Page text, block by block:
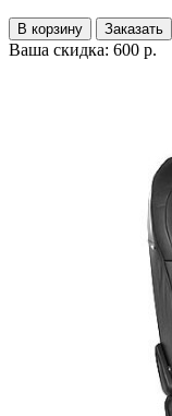
В корзину Заказать
Ваша скидка: 600 р.